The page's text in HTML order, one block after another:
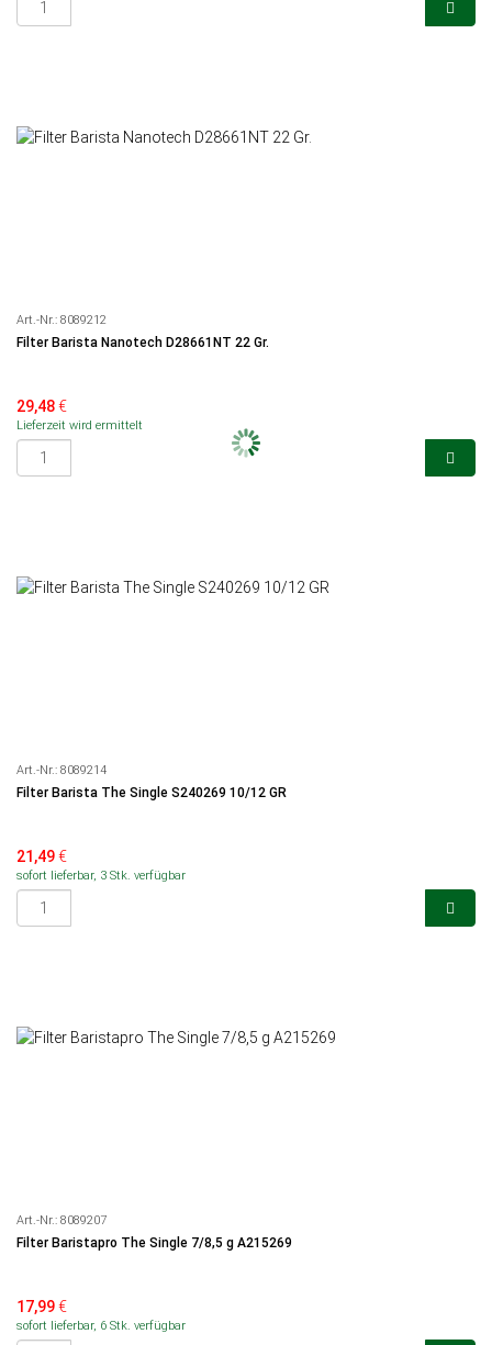
Art.-Nr.: 8089212
Filter Barista Nanotech D28661NT 22 Gr.
29,48€
Lieferzeit wird ermittelt
Art.-Nr.: 8089214
Filter Barista The Single S240269 10/12 GR
21,49€
sofort lieferbar, 3 Stk. verfügbar
Art.-Nr.: 8089207
Filter Baristapro The Single 7/8,5 g A215269
17,99€
sofort lieferbar, 6 Stk. verfügbar